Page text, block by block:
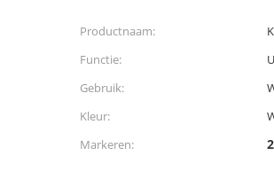
Productnaam:
Functie:
Gebruik:
Kleur:
Markeren: